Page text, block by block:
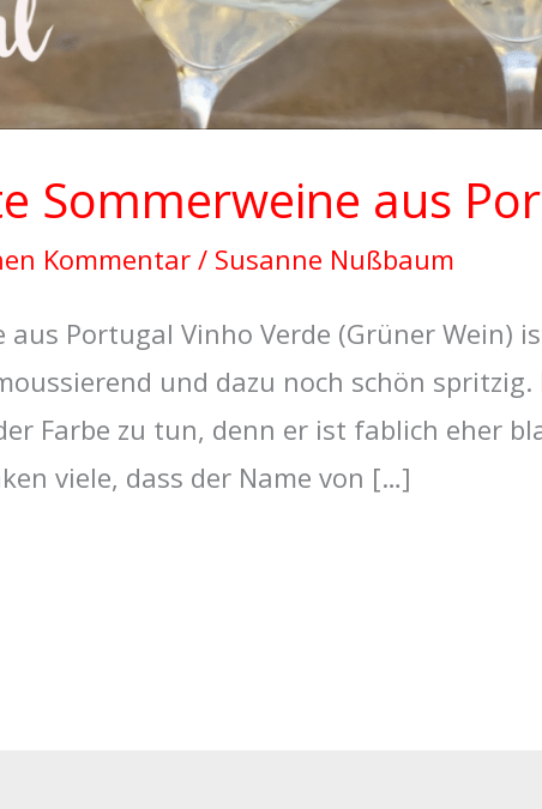
Sommerweine aus
Kommentar / Susanne Nußbaum
aus Portugal Vinho Verde (Grüner Wein)
und dazu noch schön spritzig.
Farbe zu tun, denn er ist fablich eher
viele, dass der Name von […]